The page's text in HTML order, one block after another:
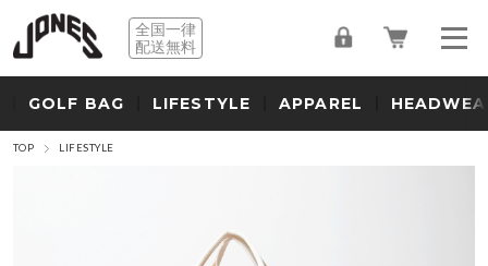
全国一律
配送無料
GOLF BAG LIFESTYLE APPAREL
TOP LIFESTYLE